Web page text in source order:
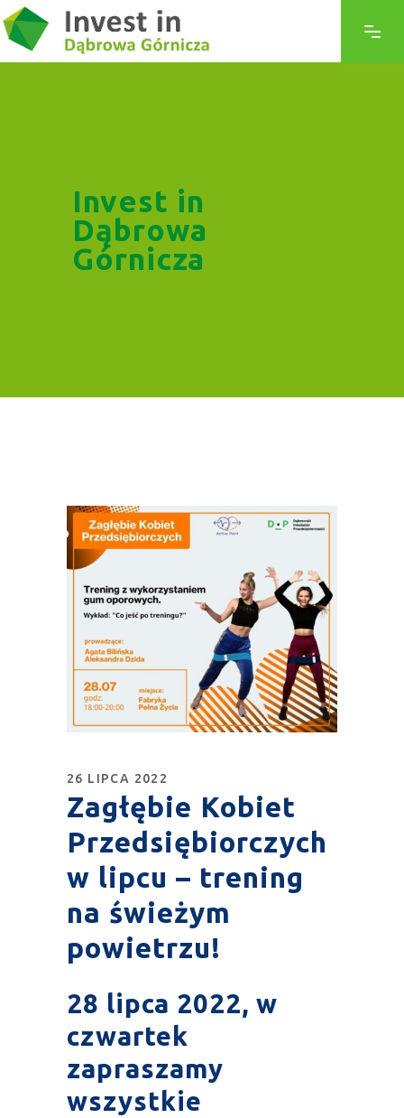
Invest in
Dąbrowa
Górnicza
26 LIPCA 2022
Zagłębie Kobiet
Przedsiębiorczych
w lipcu – trening
na świeżym
powietrzu!
28 lipca 2022, w
czwartek
zapraszamy
wszystkie